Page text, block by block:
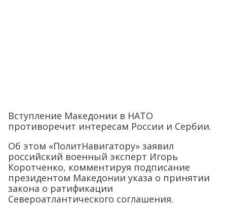
Вступление Македонии в НАТО
противоречит интересам России и Сербии.
Об этом «ПолитНавигатору» заявил
российский военный эксперт Игорь
Коротченко, комментируя подписание
президентом Македонии указа о принятии
закона о ратификации
Североатлантического соглашения.